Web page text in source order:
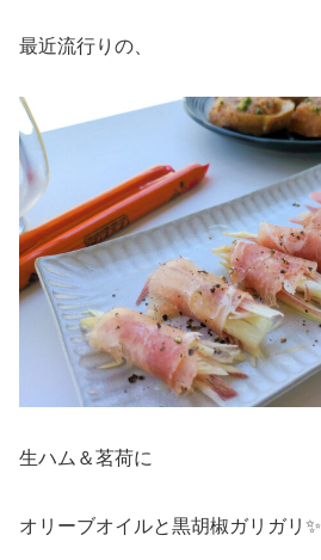
最近流行りの、
生ハム＆茗荷に
オリーブオイルと黒胡椒ガリガリ✨